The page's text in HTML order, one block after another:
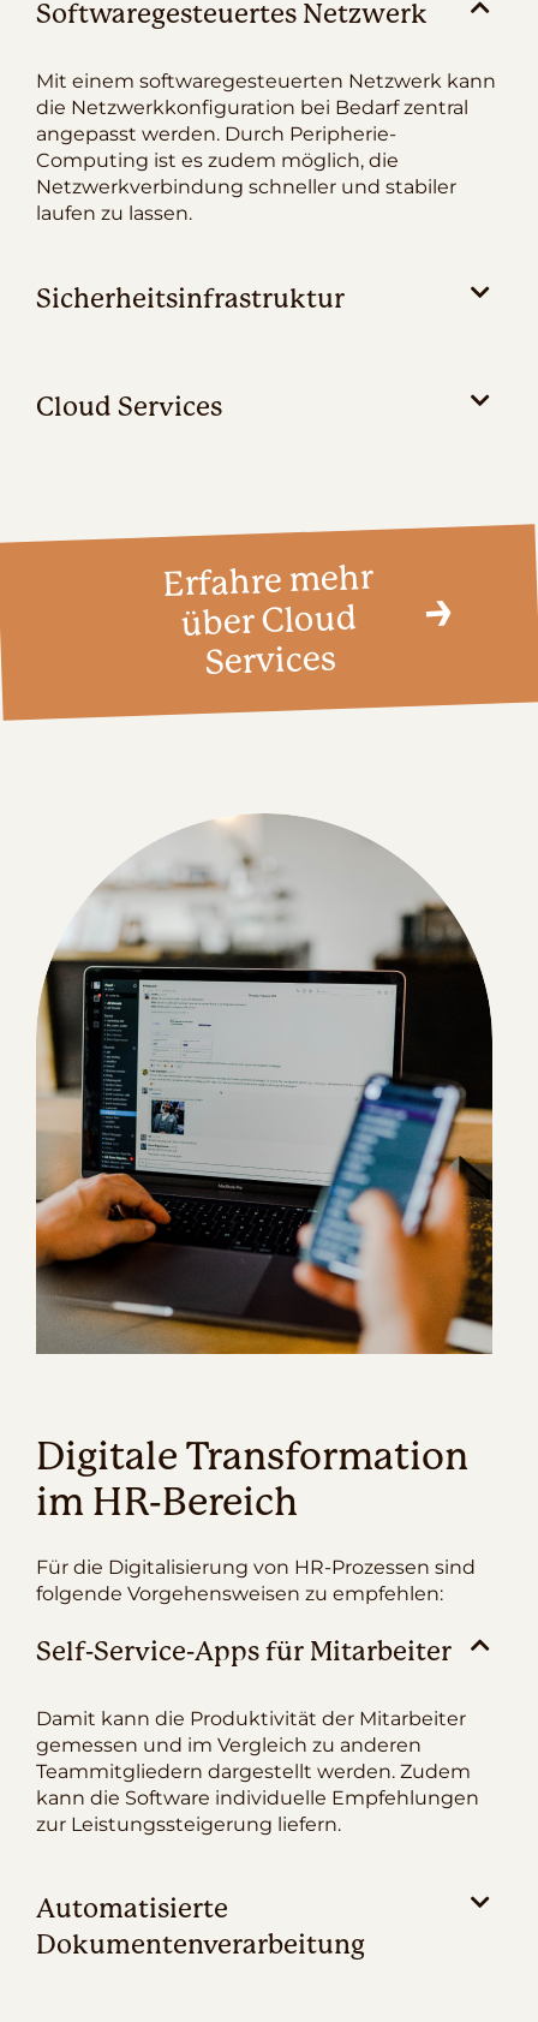
Softwaregesteuertes Netzwerk
Mit einem softwaregesteuerten Netzwerk kann
die Netzwerkkonfiguration bei Bedarf zentral
angepasst werden. Durch Peripherie-
Computing ist es zudem möglich, die
Netzwerkverbindung schneller und stabiler
laufen zu lassen.
Sicherheitsinfrastruktur
Cloud Services
Erfahre mehr
über Cloud
Services
Digitale Transformation
im HR-Bereich
Für die Digitalisierung von HR-Prozessen sind
folgende Vorgehensweisen zu empfehlen:
Self-Service-Apps für Mitarbeiter
Damit kann die Produktivität der Mitarbeiter
gemessen und im Vergleich zu anderen
Teammitgliedern dargestellt werden. Zudem
kann die Software individuelle Empfehlungen
zur Leistungssteigerung liefern.
Automatisierte
Dokumentenverarbeitung